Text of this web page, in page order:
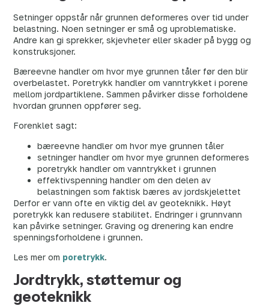
Setninger oppstår når grunnen deformeres over tid under
belastning. Noen setninger er små og uproblematiske.
Andre kan gi sprekker, skjevheter eller skader på bygg og
konstruksjoner.
Bæreevne handler om hvor mye grunnen tåler før den blir
overbelastet. Poretrykk handler om vanntrykket i porene
mellom jordpartiklene. Sammen påvirker disse forholdene
hvordan grunnen oppfører seg.
Forenklet sagt:
bæreevne handler om hvor mye grunnen tåler
setninger handler om hvor mye grunnen deformeres
poretrykk handler om vanntrykket i grunnen
effektivspenning handler om den delen av
belastningen som faktisk bæres av jordskjelettet
Derfor er vann ofte en viktig del av geoteknikk. Høyt
poretrykk kan redusere stabilitet. Endringer i grunnvann
kan påvirke setninger. Graving og drenering kan endre
spenningsforholdene i grunnen.
Les mer om poretrykk.
Jordtrykk, støttemur og
geoteknikk